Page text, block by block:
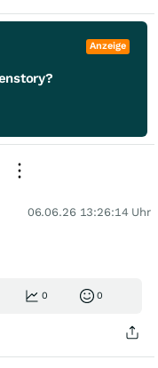
Anzeige
06.06.26 13:26:14 Uhr
0 0